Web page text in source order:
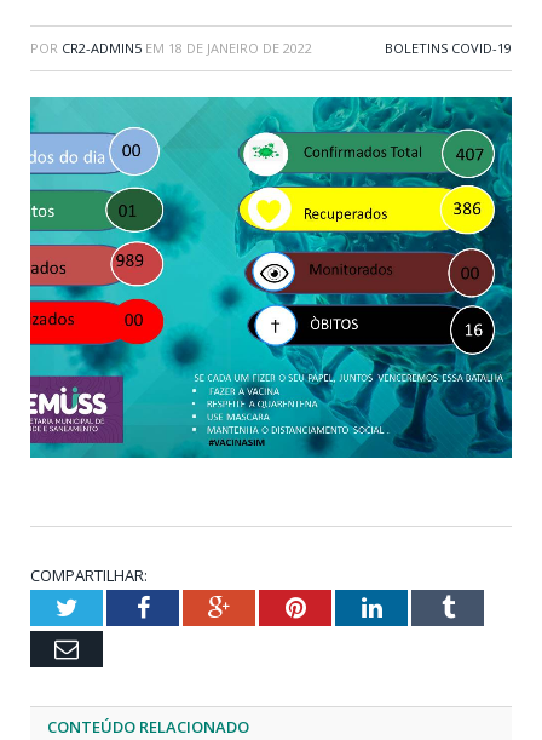
POR CR2-ADMIN5 EM 18 DE JANEIRO DE 2022 BOLETINS COVID-19
COMPARTILHAR:
TwitterFacebookGoogle+PinterestLinkedInTumblr
Email
CONTEÚDO RELACIONADO